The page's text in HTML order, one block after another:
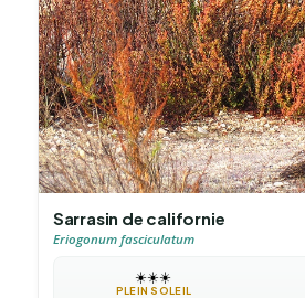
Sarrasin de californie
Eriogonum fasciculatum
☀️☀️☀️
PLEIN SOLEIL